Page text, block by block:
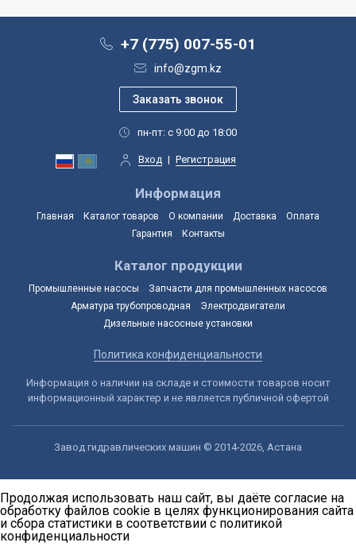
+7 (775) 007-55-01
info@zgm.kz
пн-пт: с 9:00 до 18:00
Вход | Регистрация
Информация
Главная Каталог товаров О компании Доставка
Оплата
Гарантия
Контакты
Каталог продукции
Промышленные насосы
Запчасти для промышленных насосов
Арматура трубопроводная
Электродвигатели
Дизельные насосные установки
Политика конфиденциальности
Информация о наличии на складе и стоимости товаров носит
информационный характер и не является публичной офертой
Завод гидравлических машин © 2014-2026, Астана
Продолжая использовать наш сайт, вы даёте согласие на
обработку файлов cookie в целях функционирования сайта
и сбора статистики в соответствии с политикой
конфиденциальности